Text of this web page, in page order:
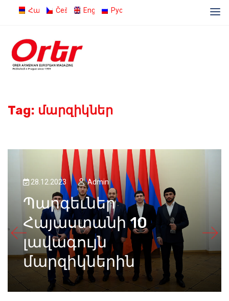
ՀայերենČeština English Русский
Tag: մարզիկներ
28.12.2023 Admin
Պարգեւներ
Հայաստանի 10
լավագույն
մարզիկներին